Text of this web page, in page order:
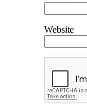
Website